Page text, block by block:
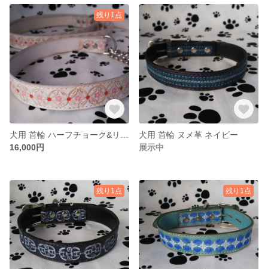
残り1点
16,000円
犬用 首輪 ヌメ革 ネイビー
展示中
残り1点 残り1点